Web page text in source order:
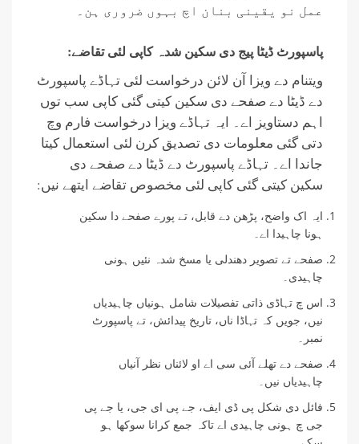
عمل نو یقینی بنان اچ بہوں ضروری ہن۔
پاسپورٹ ڈیٹا پیج دی سکین شدہ کاپی لئی تقاضے:
ویتنام دے ویزا آن لائن درخواست لئی تہاڈے پاسپورٹ
دے ڈیٹا دے صفحے دی سکین کیتی گئی کاپی سب توں
اہم دستاویز اے۔ ایہ تہاڈے ویزا درخواست فارم وچ
دتی گئی معلومات دی تصدیق کرن لئی استعمال کیتا
جاندا اے۔ تہاڈے پاسپورٹ دے ڈیٹا دے صفحے دی
سکین کیتی گئی کاپی لئی مخصوص تقاضے ایتھے نیں:
ایہ اک واضح، پڑھن دے قابل، تے پورے صفحے دا سکین
ہونا چاہیدا اے۔
صفحے تے تصویر دھندلی یا مسخ شدہ نئیں ہونی
چاہیدی۔
اس چ تہاڈی ذاتی تفصیلات شامل ہونیاں چاہیدیاں
نیں، جویں کہ تہاڈا ناں، تاریخ پیدائش، تے پاسپورٹ
نمبر۔
صفحے دے تھلے آئی سی اے او لائناں نظر آنیاں
چاہیدیاں نیں۔
فائل دی شکل پی ڈی ایف، جے پی ای جی، یا جے پی
جی چ ہونی چاہیدی اے تاکہ جمع کرانا سوکھا ہو